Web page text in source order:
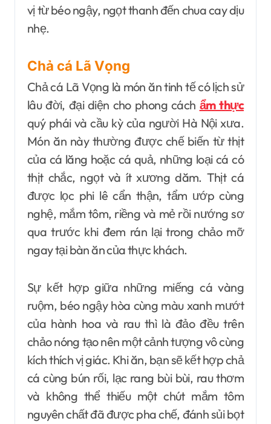
vị từ béo ngậy, ngọt thanh đến chua cay dịu
nhẹ.
Chả cá Lã Vọng
Chả cá Lã Vọng là món ăn tinh tế có lịch sử
lâu đời, đại diện cho phong cách ẩm thực
quý phái và cầu kỳ của người Hà Nội xưa.
Món ăn này thường được chế biến từ thịt
của cá lăng hoặc cá quả, những loại cá có
thịt chắc, ngọt và ít xương dăm. Thịt cá
được lọc phi lê cẩn thận, tẩm ướp cùng
nghệ, mắm tôm, riềng và mẻ rồi nướng sơ
qua trước khi đem rán lại trong chảo mỡ
ngay tại bàn ăn của thực khách.
Sự kết hợp giữa những miếng cá vàng
ruộm, béo ngậy hòa cùng màu xanh mướt
của hành hoa và rau thì là đảo đều trên
chảo nóng tạo nên một cảnh tượng vô cùng
kích thích vị giác. Khi ăn, bạn sẽ kết hợp chả
cá cùng bún rối, lạc rang bùi bùi, rau thơm
và không thể thiếu một chút mắm tôm
nguyên chất đã được pha chế, đánh sủi bọt